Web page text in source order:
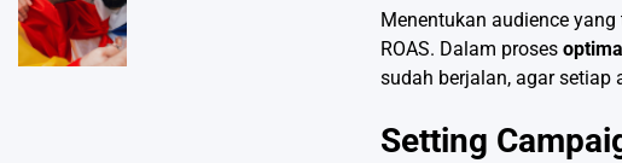
Menentukan audience
ROAS. Dalam proses
sudah berjalan, agar setiap
Setting